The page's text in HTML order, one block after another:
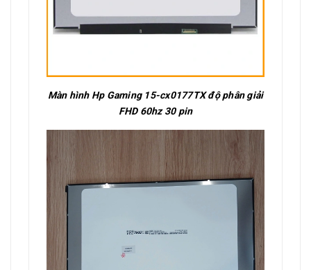
Màn hình Hp Gaming 15-cx0177TX độ phân giải
FHD 60hz 30 pin